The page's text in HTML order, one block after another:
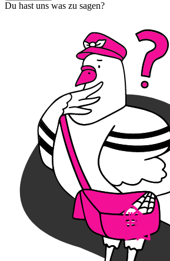
Du hast uns was zu sagen?